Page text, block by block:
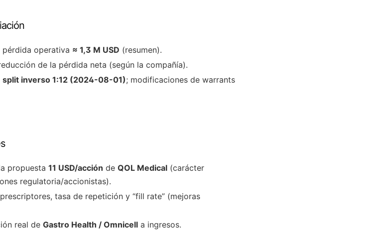
pérdida operativa ≈ 1,3 M USD (resumen).
de la pérdida neta (según la compañía).
split inverso 1:12 (2024-08-01); modificaciones de warrants
propuesta 11 USD/acción de QOL Medical (carácter
regulatoria/accionistas).
tasa de repetición y “fill rate” (mejoras
real de Gastro Health / Omnicell a ingresos.